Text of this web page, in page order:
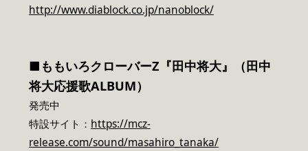
http://www.diablock.co.jp/nanoblock/
■ももいろクローバーZ『田中将大』（田中
将大応援歌ALBUM）
発売中
特設サイト： https://mcz-
release.com/sound/masahiro_tanaka/